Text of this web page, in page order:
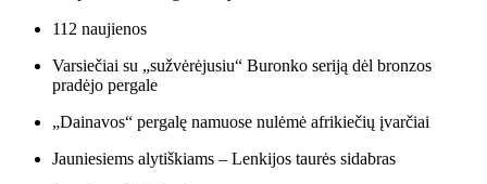
112 naujienos
Varsiečiai su „sužvėrėjusiu“ Buronko seriją dėl bronzos
pradėjo pergale
„Dainavos“ pergalę namuose nulėmė afrikiečių įvarčiai
Jauniesiems alytiškiams – Lenkijos taurės sidabras